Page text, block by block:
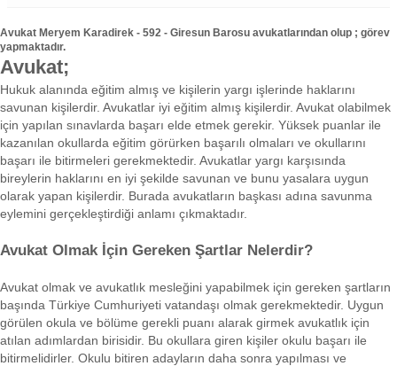
Avukat Meryem Karadirek - 592 - Giresun Barosu avukatlarından olup ; görev
yapmaktadır.
Avukat;
Hukuk alanında eğitim almış ve kişilerin yargı işlerinde haklarını
savunan kişilerdir. Avukatlar iyi eğitim almış kişilerdir. Avukat olabilmek
için yapılan sınavlarda başarı elde etmek gerekir. Yüksek puanlar ile
kazanılan okullarda eğitim görürken başarılı olmaları ve okullarını
başarı ile bitirmeleri gerekmektedir. Avukatlar yargı karşısında
bireylerin haklarını en iyi şekilde savunan ve bunu yasalara uygun
olarak yapan kişilerdir. Burada avukatların başkası adına savunma
eylemini gerçekleştirdiği anlamı çıkmaktadır.
Avukat Olmak İçin Gereken Şartlar Nelerdir?
Avukat olmak ve avukatlık mesleğini yapabilmek için gereken şartların
başında Türkiye Cumhuriyeti vatandaşı olmak gerekmektedir. Uygun
görülen okula ve bölüme gerekli puanı alarak girmek avukatlık için
atılan adımlardan birisidir. Bu okullara giren kişiler okulu başarı ile
bitirmelidirler. Okulu bitiren adayların daha sonra yapılması ve